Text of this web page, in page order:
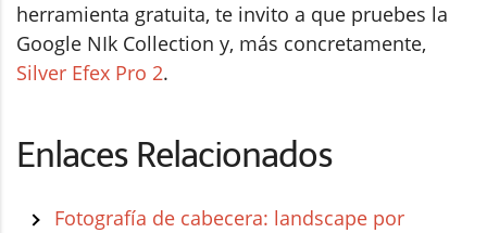
herramienta gratuita, te invito a que pruebes la
Google NIk Collection y, más concretamente,
Silver Efex Pro 2.
Enlaces Relacionados
Fotografía de cabecera: landscape por